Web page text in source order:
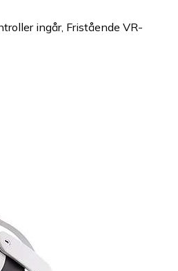
ingår, Fristående VR-